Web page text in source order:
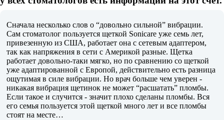
Сначала несколько слов о “довольно сильной” вибрации.
Сам стоматолог пользуется щеткой Sonicare уже семь лет,
привезенную из США, работает она с сетевым адаптером,
так как напряжения в сети с Америкой разные. Щетка
работает довольно-таки мягко, но по сравнению со щеткой
уже адаптированной с Европой, действительно есть разница
ощутимая в силе вибрации. Но врач больше чем уверен -
никакая вибрация щетинок не может “расшатать” пломбы.
Если такое и случится - значит плохо сделаны пломбы. Вся
его семья пользуется этой щеткой много лет и все пломбы
стоят на месте…